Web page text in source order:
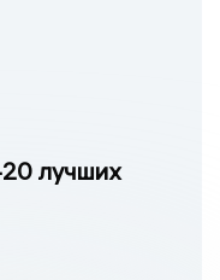
лучших